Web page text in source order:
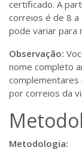
certificado. A
correios é de 8 a
pode variar para
Observação:
nome completo
complementares
por correios da
Metodologia: